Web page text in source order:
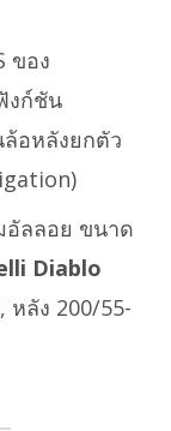
ของ
งก์ชัน
อหลังยกตัว
อัลลอย ขนาด
Diablo
หลัง 200/55-